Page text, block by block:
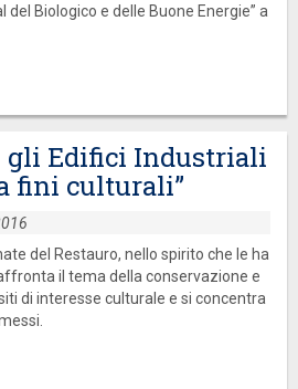
del Biologico e delle Buone Energie” a
gli Edifici Industriali
fini culturali”
del Restauro, nello spirito che le ha
il tema della conservazione e
di interesse culturale e si concentra